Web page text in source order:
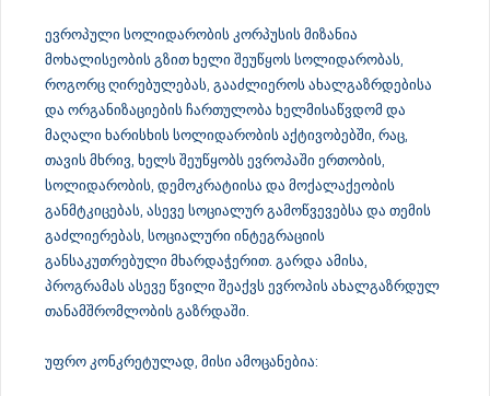
ევროპული სოლიდარობის კორპუსის მიზანია
მოხალისეობის გზით ხელი შეუწყოს სოლიდარობას,
როგორც ღირებულებას, გააძლიეროს ახალგაზრდებისა
და ორგანიზაციების ჩართულობა ხელმისაწვდომ და
მაღალი ხარისხის სოლიდარობის აქტივობებში, რაც,
თავის მხრივ, ხელს შეუწყობს ევროპაში ერთობის,
სოლიდარობის, დემოკრატიისა და მოქალაქეობის
განმტკიცებას, ასევე სოციალურ გამოწვევებსა და თემის
გაძლიერებას, სოციალური ინტეგრაციის
განსაკუთრებული მხარდაჭერით. გარდა ამისა,
პროგრამას ასევე წვილი შეაქვს ევროპის ახალგაზრდულ
თანამშრომლობის გაზრდაში.
უფრო კონკრეტულად, მისი ამოცანებია: